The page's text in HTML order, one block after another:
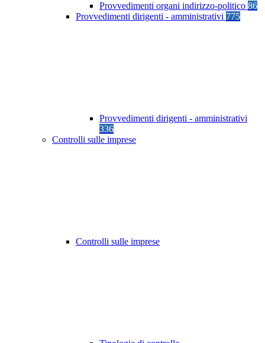
Provvedimenti organi indirizzo-politico 86
Provvedimenti dirigenti - amministrativi 775
Provvedimenti dirigenti - amministrativi
336
Controlli sulle imprese
Controlli sulle imprese